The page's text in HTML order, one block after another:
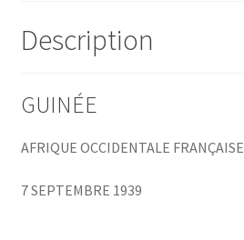
Description
GUINÉE
AFRIQUE OCCIDENTALE FRANÇAISE
7 SEPTEMBRE 1939